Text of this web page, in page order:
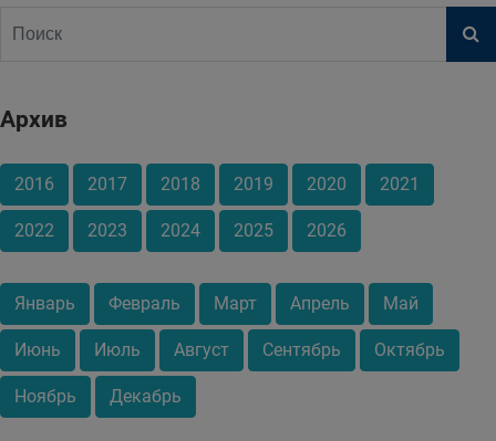
Архив
2016 2017 2018 2019 2020 2021
2022 2023 2024 2025 2026
Январь Февраль Март Апрель Май
Июнь Июль Август Сентябрь Октябрь
Ноябрь Декабрь